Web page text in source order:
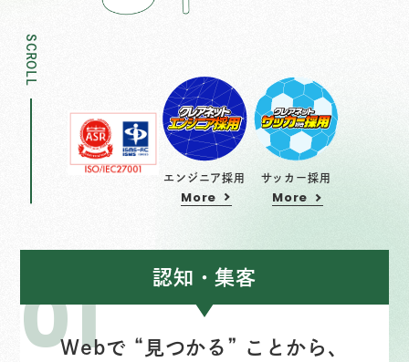
エンジニア採用
More
サッカー採用
More
SCROLL
認知・集客
Webで “見つかる” ことから、